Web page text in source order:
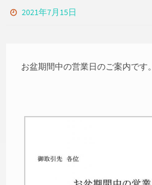
2021年7月15日
お盆期間中の営業日のご案内です。